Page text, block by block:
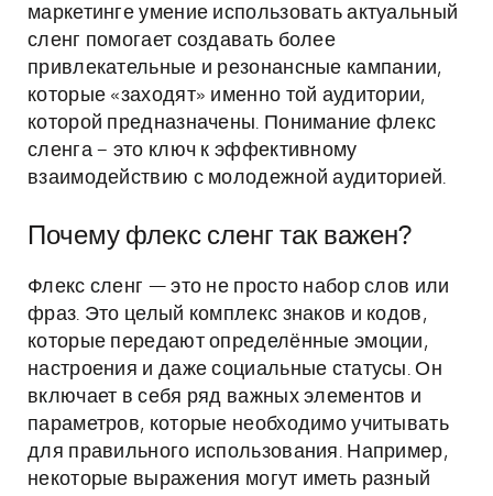
маркетинге умение использовать актуальный
сленг помогает создавать более
привлекательные и резонансные кампании,
которые «заходят» именно той аудитории,
которой предназначены. Понимание флекс
сленга – это ключ к эффективному
взаимодействию с молодежной аудиторией.
Почему флекс сленг так важен?
Флекс сленг — это не просто набор слов или
фраз. Это целый комплекс знаков и кодов,
которые передают определённые эмоции,
настроения и даже социальные статусы. Он
включает в себя ряд важных элементов и
параметров, которые необходимо учитывать
для правильного использования. Например,
некоторые выражения могут иметь разный